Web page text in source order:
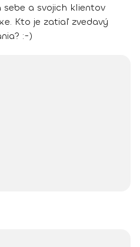
sebe a svojich klientov
Kto je zatiaľ zvedavý
:-)